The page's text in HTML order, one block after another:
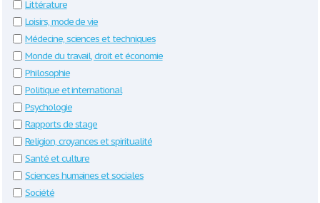
Littérature
Loisirs, mode de vie
Médecine, sciences et techniques
Monde du travail, droit et économie
Philosophie
Politique et international
Psychologie
Rapports de stage
Religion, croyances et spiritualité
Santé et culture
Sciences humaines et sociales
Société